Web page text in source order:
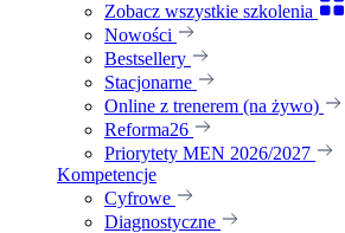
Zobacz wszystkie szkolenia
Nowości
Bestsellery
Stacjonarne
Online z trenerem (na żywo)
Reforma26
Priorytety MEN 2026/2027
Kompetencje
Cyfrowe
Diagnostyczne